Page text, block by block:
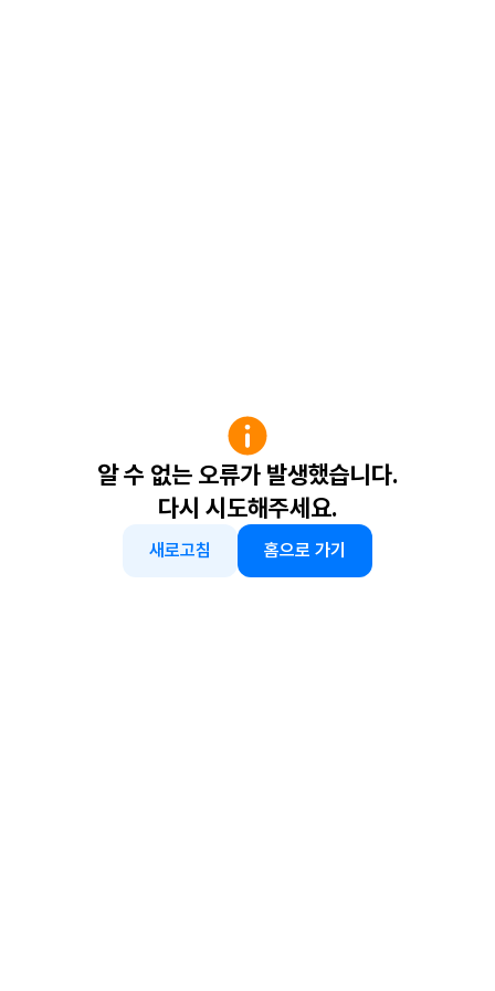
알 수 없는 오류가 발생했습니다.
다시 시도해주세요.
새로고침 홈으로 가기